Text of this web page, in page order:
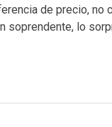
de precio, no
soprendente, lo